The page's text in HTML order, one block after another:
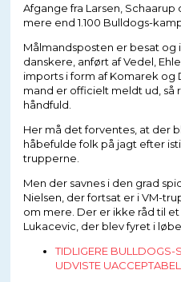
Afgange fra Larsen,
mere end 1.100 Bulldogs-
Målmandsposten er besat
danskere, anført af Vedel,
imports i form af Komarek og
mand er officielt meldt ud, så
håndfuld.
Her må det forventes, at der
håbefulde folk på jagt efter
trupperne.
Men der savnes i den grad
Nielsen, der fortsat er i VM-
om mere. Der er ikke råd til
Lukacevic, der blev fyret i
TIDLIGERE BULLDOGS-
UDVISTE